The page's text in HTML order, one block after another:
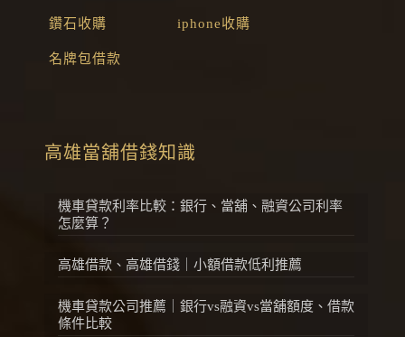
鑽石收購 iphone收購
名牌包借款
高雄當舖借錢知識
機車貸款利率比較：銀行、當舖、融資公司利率
怎麼算？
高雄借款、高雄借錢｜小額借款低利推薦
機車貸款公司推薦｜銀行vs融資vs當舖額度、借款
條件比較